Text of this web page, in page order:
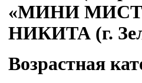
«МИНИ
НИКИТА (г.
Возрастная